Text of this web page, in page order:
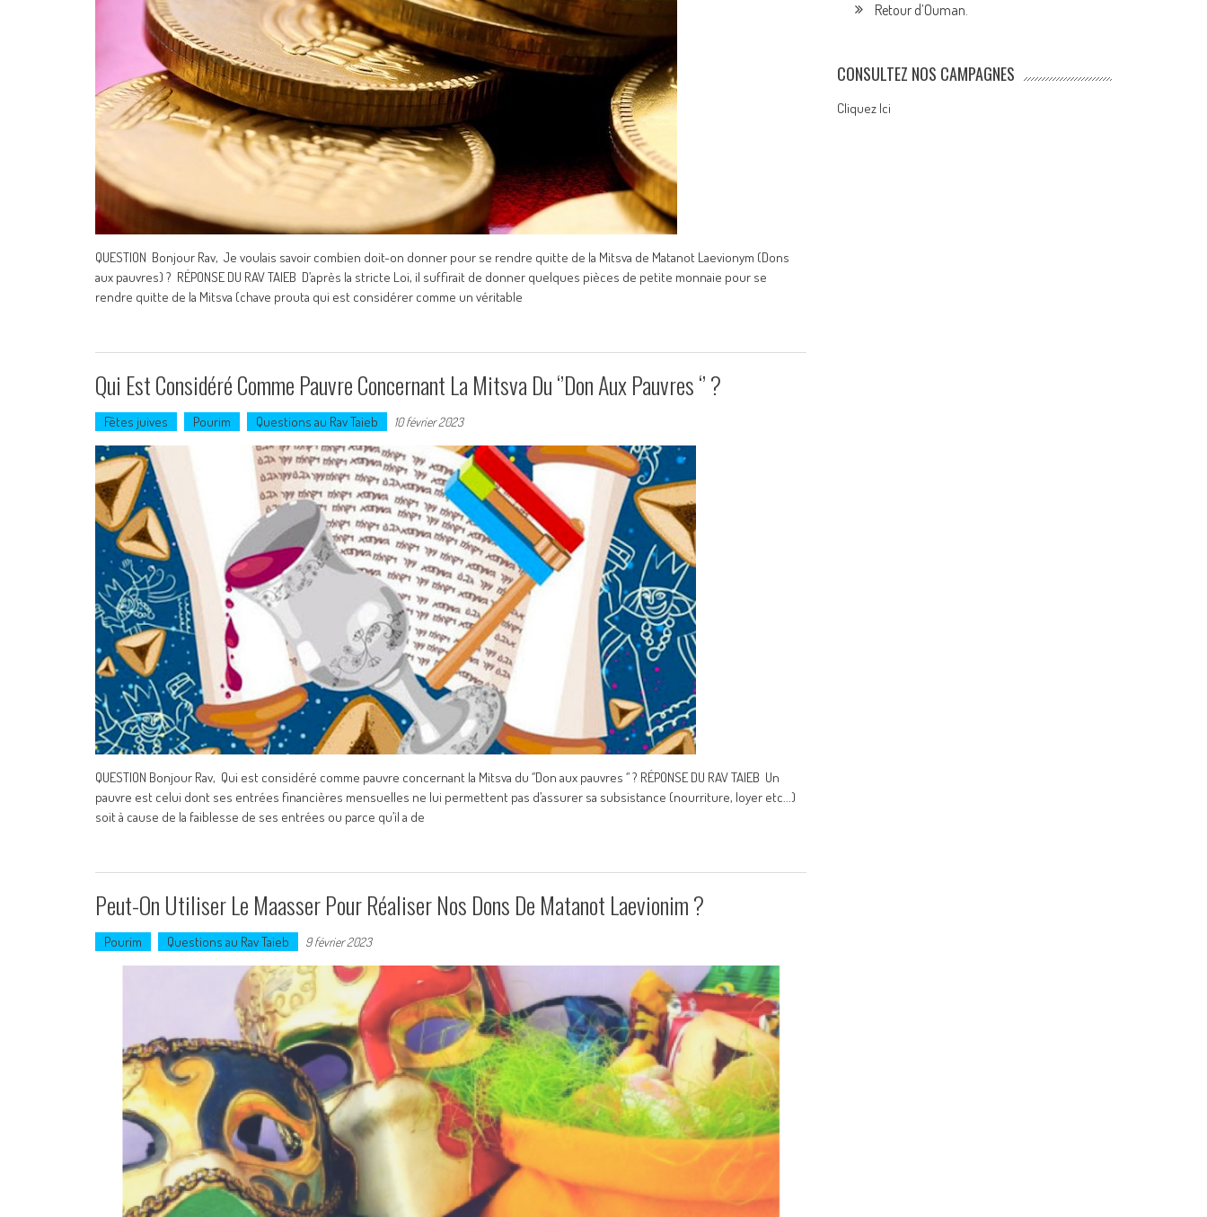
QUESTION Bonjour Rav, Je voulais savoir combien doit-on donner pour se rendre quitte de la Mitsva de Matanot Laevionym (Dons
aux pauvres) ? RÉPONSE DU RAV TAIEB D’après la stricte Loi, il suffirait de donner quelques pièces de petite monnaie pour se
rendre quitte de la Mitsva (chave prouta qui est considérer comme un véritable
Qui Est Considéré Comme Pauvre Concernant La Mitsva Du ‘’Don Aux Pauvres ‘’ ?
Fêtes juives Pourim Questions au Rav Taieb 10 février 2023
QUESTION Bonjour Rav, Qui est considéré comme pauvre concernant la Mitsva du ‘’Don aux pauvres ‘’ ? RÉPONSE DU RAV TAIEB Un
pauvre est celui dont ses entrées financières mensuelles ne lui permettent pas d’assurer sa subsistance (nourriture, loyer etc...)
soit à cause de la faiblesse de ses entrées ou parce qu’il a de
Peut-On Utiliser Le Maasser Pour Réaliser Nos Dons De Matanot Laevionim ?
Pourim Questions au Rav Taieb 9 février 2023
Retour d’Ouman.
CONSULTEZ NOS CAMPAGNES
Cliquez Ici